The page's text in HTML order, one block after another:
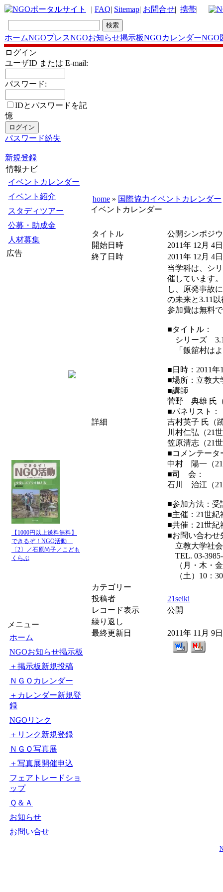
| FAQ| Sitemap| お問合せ| 携帯|
ホームNGOプレスNGOお知らせ掲示板NGOカレンダーNGO
ログイン
ユーザID または E-mail:
パスワード:
IDとパスワードを記
憶
パスワード紛失
新規登録
情報ナビ
イベントカレンダー
イベント紹介
スタディツアー
公募・助成金
人材募集
広告
【1000円以上送料無料】
できるぞ！NGO活動
〔2〕／石原尚子／こども
くらぶ
メニュー
ホーム
NGOお知らせ掲示板
＋掲示板新規投稿
ＮＧＯカレンダー
＋カレンダー新規登
録
NGOリンク
＋リンク新規登録
ＮＧＯ写真展
＋写真展開催申込
フェアトレードショ
ップ
Ｑ＆Ａ
お知らせ
お問い合せ
home » 国際協力イベントカレンダー
イベントカレンダー
タイトル
公開シンポジ
開始日時
2011年 12月 4
終了日時
2011年 12月 4
詳細
当学科は、シ
催しています
し、原発事故
の未来と3.11
参加費は無料
■タイトル：
シリーズ
「飯舘村はよ
■日時：2011年
■場所：立教
■講師
菅野 典雄 氏
■パネリスト：
吉村英子 氏（
川村仁弘（21
笠原清志（21
■コメンテータ
中村 陽一（21
■司 会：
石川 治江（21
■参加方法：受
■主催：21世
■共催：21世
■お問い合わせ
立教大学社
TEL. 03-
（月・木・金
（土）10：
カテゴリー
投稿者
21seiki
レコード表示
公開
繰り返し
最終更新日
2011年 11月 9